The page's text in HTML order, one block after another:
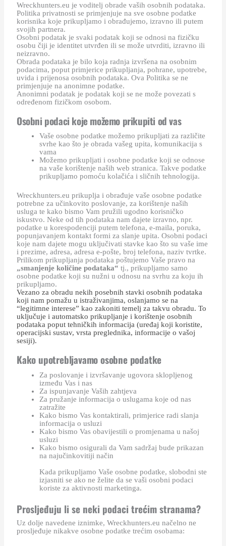
Wreckhunters.eu je voditelj obrade vaših osobnih podataka.
Politika privatnosti se primjenjuje na sve osobne podatke
korisnika koje prikupljamo i obrađujemo, izravno ili putem
svojih partnera.
Osobni podatak je svaki podatak koji se odnosi na fizičku
osobu čiji je identitet utvrđen ili se može utvrditi, izravno ili
neizravno.
Obrada podataka je bilo koja radnja izvršena na osobnim
podacima, poput primjerice prikupljanja, pohrane, upotrebe,
uvida i prijenosa osobnih podataka. Ova Politika se ne
primjenjuje na anonimne podatke.
Anonimni podatak je podatak koji se ne može povezati s
određenom fizičkom osobom.
Osobni podaci koje možemo prikupiti od vas
Vaše osobne podatke možemo prikupljati za različite
svrhe kao što je obrada vašeg upita, komunikacija s
vama
Možemo prikupljati i osobne podatke koji se odnose
na vaše korištenje naših web stranica. Takve podatke
prikupljamo pomoću kolačića i sličnih tehnologija.
Wreckhunters.eu prikuplja i obrađuje vaše osobne podatke
potrebne za učinkovito poslovanje, za korištenje naših
usluga te kako bismo Vam pružili ugodno korisničko
iskustvo. Neke od tih podataka nam dajete izravno, npr.
podatke u korespodenciji putem telefona, e-maila, poruka,
popunjavanjem kontakt formi za slanje upita. Osobni podaci
koje nam dajete mogu uključivati stavke kao što su vaše ime
i prezime, adresa, adresa e-pošte, broj telefona, naziv tvrtke.
Prilikom prikupljanja podataka poštujemo Vaše pravo na
„smanjenje količine podataka“ tj., prikupljamo samo
osobne podatke koji su nužni u odnosu na svrhu za koju ih
prikupljamo.
Vezano za obradu nekih posebnih stavki osobnih podataka
koji nam pomažu u istraživanjima, oslanjamo se na
“legitimne interese” kao zakoniti temelj za takvu obradu. To
uključuje i automatsko prikupljanje i korištenje osobnih
podataka poput tehničkih informacija (uređaj koji koristite,
operacijski sustav, vrsta preglednika, informacije o vašoj
sesiji).
Kako upotrebljavamo osobne podatke
Za poslovanje i izvršavanje ugovora sklopljenog
između Vas i nas
Za ispunjavanje Vaših zahtjeva
Za pružanje informacija o uslugama koje od nas
zatražite
Kako bismo Vas kontaktirali, primjerice radi slanja
informacija o usluzi
Kako bismo Vas obavijestili o promjenama u našoj
usluzi
Kako bismo osigurali da Vam sadržaj bude prikazan
na najučinkovitiji način
Kada prikupljamo Vaše osobne podatke, slobodni ste
izjasniti se ako ne želite da se vaši osobni podaci
koriste za aktivnosti marketinga.
Prosljeđuju li se neki podaci trećim stranama?
Uz dolje navedene iznimke, Wreckhunters.eu načelno ne
prosljeđuje nikakve osobne podatke trećim osobama: